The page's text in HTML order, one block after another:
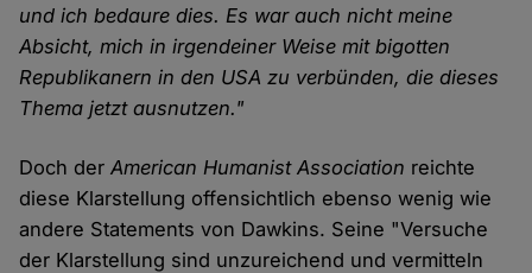
und ich bedaure dies. Es war auch nicht meine
Absicht, mich in irgendeiner Weise mit bigotten
Republikanern in den USA zu verbünden, die dieses
Thema jetzt ausnutzen."
Doch derAmerican Humanist Association reichte
diese Klarstellung offensichtlich ebenso wenig wie
andere Statements von Dawkins. Seine "Versuche
der Klarstellung sind unzureichend und vermitteln